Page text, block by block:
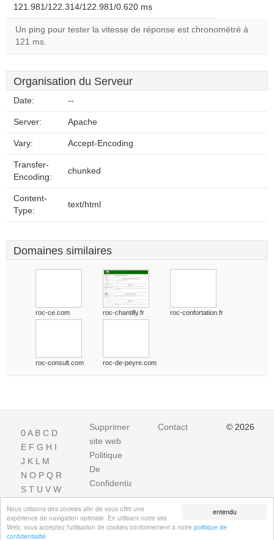
entendu
Nous utilisons des cookies afin de vous offrir une
expérience de navigation optimale. En utilisant notre site
Web, vous acceptez l'utilisation de cookies conformément à notre politique de
confidentialité
121.981/122.314/122.981/0.620 ms
Un ping pour tester la vitesse de réponse est chronométré à
121 ms.
Organisation du Serveur
Date: --
Server: Apache
Vary: Accept-Encoding
Transfer-
Encoding:
chunked
Content-
Type:
text/html
Domaines similaires
roc-ce.com roc-chantilly.fr roc-confortation.fr
roc-consult.com roc-de-peyre.com
0A B C D
E F G H I
J K L M
N O P Q R
S T U V W
Supprimer
site web
Politique
De
Confidentialite
Contact © 2026